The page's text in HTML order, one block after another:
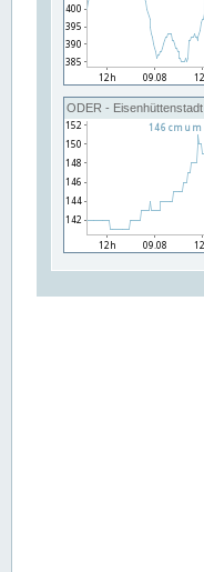
ODER - Eisenhüttenstadt